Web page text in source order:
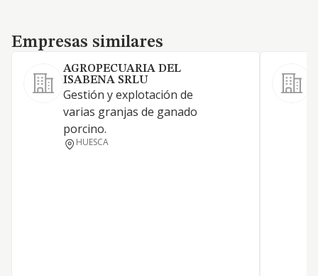
Empresas similares
Empresas similares
AGROPECUARIA DEL
ISABENA SRLU
Gestión y explotación de
varias granjas de ganado
porcino.
HUESCA